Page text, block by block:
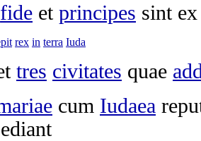
fide et principes sint
rex in terra Iuda
tres civitates quae
cum Iudaea